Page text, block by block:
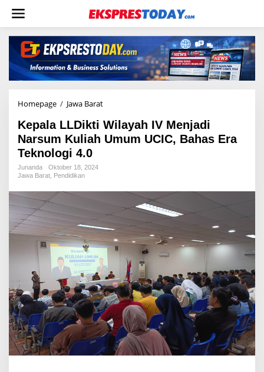
w
Homepage / Jawa Barat
p
a
i
W
l
a
y
a
h
I
V
M
e
n
Kepala LLDikti Wilayah IV Menjadi
Narsum Kuliah Umum UCIC, Bahas Era
Teknologi 4.0
Junanda
Oktober 18, 2024
Jawa Barat, Pendidikan